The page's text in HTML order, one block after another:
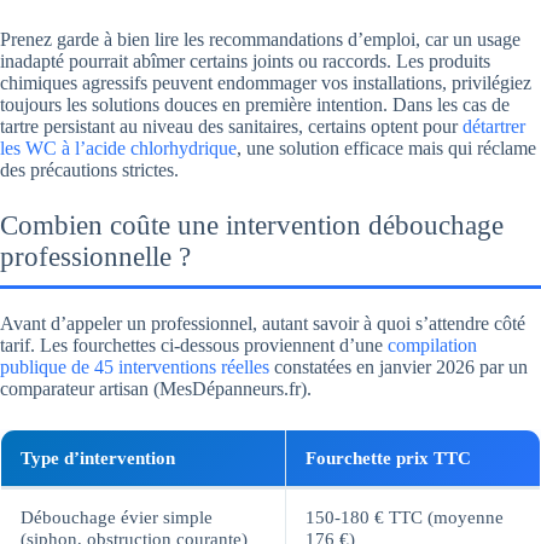
Prenez garde à bien lire les recommandations d’emploi, car un usage
inadapté pourrait abîmer certains joints ou raccords. Les produits
chimiques agressifs peuvent endommager vos installations, privilégiez
toujours les solutions douces en première intention. Dans les cas de
tartre persistant au niveau des sanitaires, certains optent pourdétartrer
les WC à l’acide chlorhydrique, une solution efficace mais qui réclame
des précautions strictes.
Combien coûte une intervention débouchage
professionnelle ?
Avant d’appeler un professionnel, autant savoir à quoi s’attendre côté
tarif. Les fourchettes ci-dessous proviennent d’une compilation
publique de 45 interventions réelles constatées en janvier 2026 par un
comparateur artisan (MesDépanneurs.fr).
Type d’intervention Fourchette prix TTC
Débouchage évier simple
(siphon, obstruction courante)
150-180 € TTC (moyenne
176 €)